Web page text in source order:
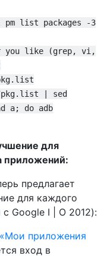
pm list packages -3
you like (grep, vi,
pkg.list | sed
a; do adb
для
приложений:
предлагает
для каждого
Google I | O 2012):
приложения
вход в